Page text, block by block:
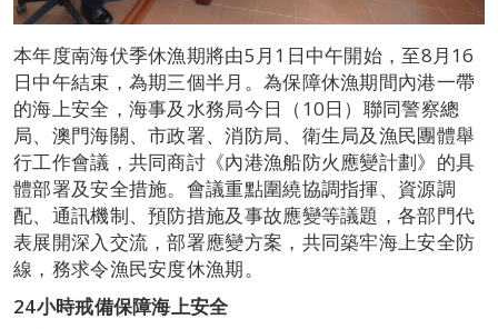
本年度南海伏季休漁期將由5月1日中午開始，至8月16
日中午結束，為期三個半月。為保障休漁期間內港一帶
的海上安全，海事及水務局今日（10日）聯同警察總
局、澳門海關、市政署、消防局、衛生局及漁民團體舉
行工作會議，共同商討《內港漁船防火應變計劃》的具
體部署及安全措施。會議重點圍繞協調指揮、資源調
配、通訊機制、預防措施及事故應變等議題，各部門代
表展開深入交流，部署應變方案，共同築牢海上安全防
線，務求令漁民安度休漁期。
24小時戒備保障海上安全